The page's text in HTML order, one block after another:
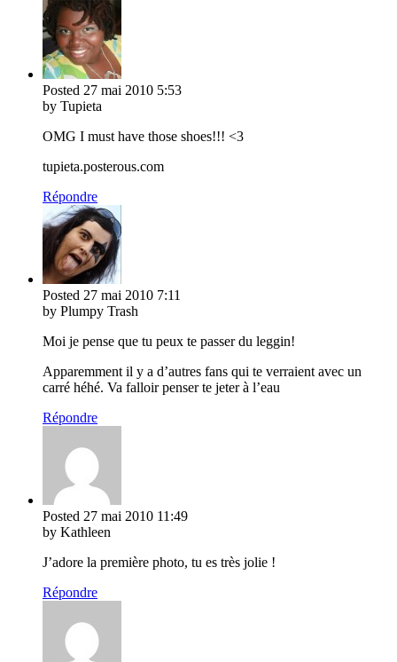
Posted 27 mai 2010 5:53
by Tupieta
OMG I must have those shoes!!! <3
tupieta.posterous.com
Répondre
Posted 27 mai 2010 7:11
by Plumpy Trash
Moi je pense que tu peux te passer du leggin!
Apparemment il y a d’autres fans qui te verraient avec un
carré héhé. Va falloir penser te jeter à l’eau
Répondre
Posted 27 mai 2010 11:49
by Kathleen
J’adore la première photo, tu es très jolie !
Répondre